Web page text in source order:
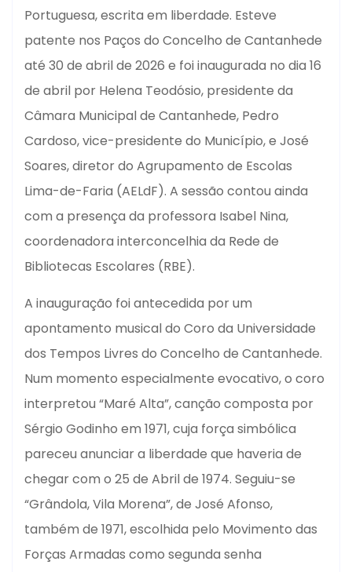
Portuguesa, escrita em liberdade. Esteve
patente nos Paços do Concelho de Cantanhede
até 30 de abril de 2026 e foi inaugurada no dia 16
de abril por Helena Teodósio, presidente da
Câmara Municipal de Cantanhede, Pedro
Cardoso, vice-presidente do Município, e José
Soares, diretor do Agrupamento de Escolas
Lima-de-Faria (AELdF). A sessão contou ainda
com a presença da professora Isabel Nina,
coordenadora interconcelhia da Rede de
Bibliotecas Escolares (RBE).
A inauguração foi antecedida por um
apontamento musical do Coro da Universidade
dos Tempos Livres do Concelho de Cantanhede.
Num momento especialmente evocativo, o coro
interpretou “Maré Alta”, canção composta por
Sérgio Godinho em 1971, cuja força simbólica
pareceu anunciar a liberdade que haveria de
chegar com o 25 de Abril de 1974. Seguiu-se
“Grândola, Vila Morena”, de José Afonso,
também de 1971, escolhida pelo Movimento das
Forças Armadas como segunda senha